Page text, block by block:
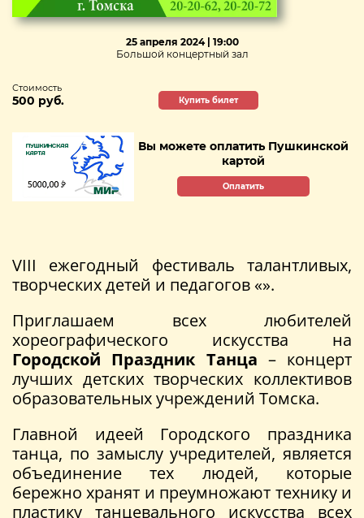
25 апреля 2024 | 19:00
Большой концертный зал
Стоимость
500 руб. Купить билет
Вы можете оплатить Пушкинской
картой
Оплатить
VIII ежегодный фестиваль талантливых,
творческих детей и педагогов «».
Приглашаем всех любителей
хореографического искусства на
Городской Праздник Танца – концерт
лучших детских творческих коллективов
образовательных учреждений Томска.
Главной идеей Городского праздника
танца, по замыслу учредителей, является
объединение тех людей, которые
бережно хранят и преумножают технику и
пластику танцевального искусства всех